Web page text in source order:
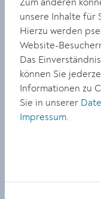
Bauphase
Fahrräder im
Danach erfolgen
und die
Doppelstock-
Überdachung
Bike&Ride-
Zum anderen
unsere Inhalte für
Hierzu werden
Website-
Das
können Sie
Informationen zu
Sie in unserer
Impressum.